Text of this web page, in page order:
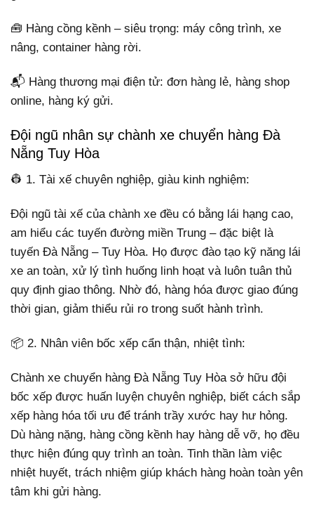
🧰 Hàng cồng kềnh – siêu trọng: máy công trình, xe
nâng, container hàng rời.
📬 Hàng thương mại điện tử: đơn hàng lẻ, hàng shop
online, hàng ký gửi.
Đội ngũ nhân sự chành xe chuyển hàng Đà
Nẵng Tuy Hòa
👷 1. Tài xế chuyên nghiệp, giàu kinh nghiệm:
Đội ngũ tài xế của chành xe đều có bằng lái hạng cao,
am hiểu các tuyến đường miền Trung – đặc biệt là
tuyến Đà Nẵng – Tuy Hòa. Họ được đào tạo kỹ năng lái
xe an toàn, xử lý tình huống linh hoạt và luôn tuân thủ
quy định giao thông. Nhờ đó, hàng hóa được giao đúng
thời gian, giảm thiểu rủi ro trong suốt hành trình.
📦 2. Nhân viên bốc xếp cẩn thận, nhiệt tình:
Chành xe chuyển hàng Đà Nẵng Tuy Hòa sở hữu đội
bốc xếp được huấn luyện chuyên nghiệp, biết cách sắp
xếp hàng hóa tối ưu để tránh trầy xước hay hư hỏng.
Dù hàng nặng, hàng cồng kềnh hay hàng dễ vỡ, họ đều
thực hiện đúng quy trình an toàn. Tinh thần làm việc
nhiệt huyết, trách nhiệm giúp khách hàng hoàn toàn yên
tâm khi gửi hàng.